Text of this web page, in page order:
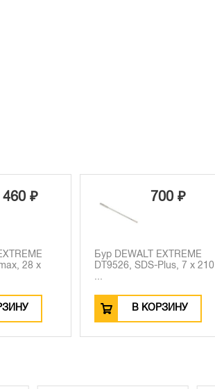
460 ₽
28 x
700 ₽
Бур DEWALT EXTREME
DT9526, SDS-Plus, 7 x 210
...
В КОРЗИНУ